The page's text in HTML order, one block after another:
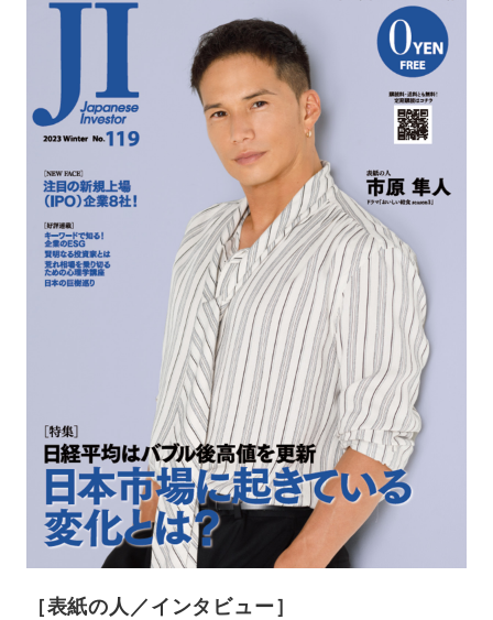
［表紙の人／インタビュー］